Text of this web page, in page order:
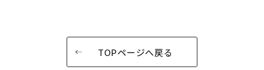
TOPページへ戻る